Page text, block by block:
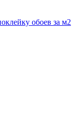
обоев за м2